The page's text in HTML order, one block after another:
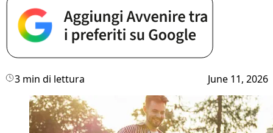
3 min di lettura June 11, 2026